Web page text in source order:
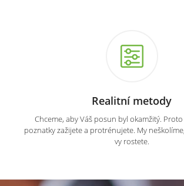
Realitní metody
Chceme, aby Váš posun byl okamžitý.
poznatky zažijete a protrénujete. My
vy rostete.